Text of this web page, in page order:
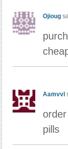
Ojioug
Aamvvl
pills